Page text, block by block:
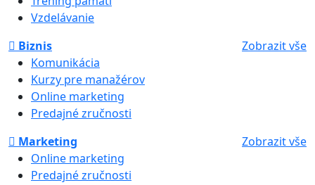
Vzdelávanie
Biznis
Zobrazit vše
Komunikácia
Kurzy pre manažérov
Online marketing
Predajné zručnosti
Marketing
Zobrazit vše
Online marketing
Predajné zručnosti